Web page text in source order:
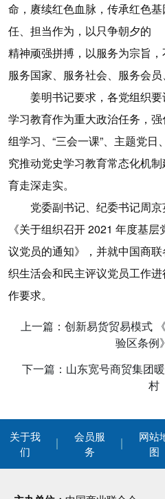
命，赓续红色血脉，传承红色
任、担当作为，以只争朝夕的
精神顽强拼搏，以服务为宗旨
服务国家、服务社会、服务会员
姜明书记要求，各党组织
学习教育作为重大政治任务，
组学习、“三会一课”、主题党
究推动党史学习教育常态化机
育走深走实。
党委副书记、纪委书记周
《关于组织召开 2021 年度基
议党员的通知》，并就中国商
织生活会和民主评议党员工作
作要求。
上一篇：创新易货贸易模式
验区条例
下一篇：山东宽号商贸集团
村
关于我
们
会员服
务
网站
图